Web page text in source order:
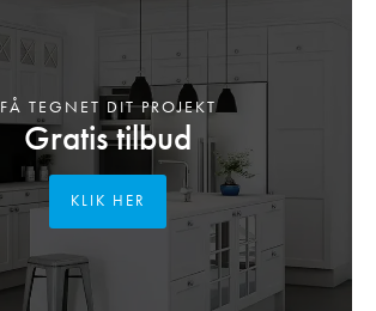
Gratis tilbud
FÅ TEGNET DIT PROJEKT
KLIK HER